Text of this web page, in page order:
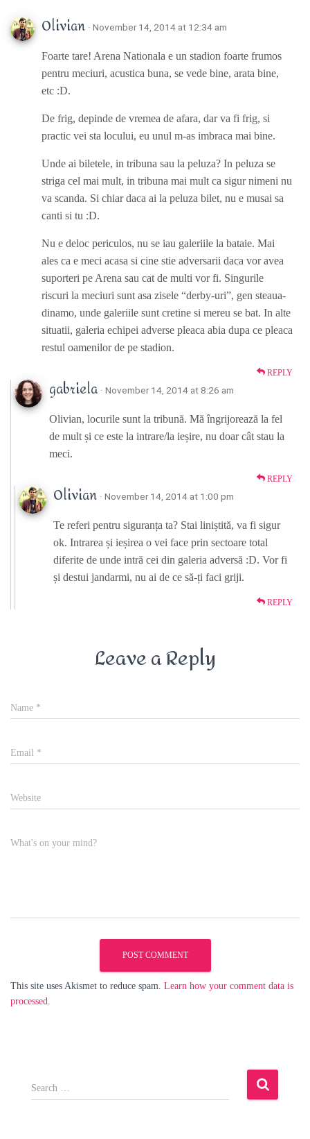
Olivian · November 14, 2014 at 12:34 am
Foarte tare! Arena Nationala e un stadion foarte frumos
pentru meciuri, acustica buna, se vede bine, arata bine,
etc :D.
De frig, depinde de vremea de afara, dar va fi frig, si
practic vei sta locului, eu unul m-as imbraca mai bine.
Unde ai biletele, in tribuna sau la peluza? In peluza se
striga cel mai mult, in tribuna mai mult ca sigur nimeni nu
va scanda. Si chiar daca ai la peluza bilet, nu e musai sa
canti si tu :D.
Nu e deloc periculos, nu se iau galeriile la bataie. Mai
ales ca e meci acasa si cine stie adversarii daca vor avea
suporteri pe Arena sau cat de multi vor fi. Singurile
riscuri la meciuri sunt asa zisele “derby-uri”, gen steaua-
dinamo, unde galeriile sunt cretine si mereu se bat. In alte
situatii, galeria echipei adverse pleaca abia dupa ce pleaca
restul oamenilor de pe stadion.
REPLY
gabriela · November 14, 2014 at 8:26 am
Olivian, locurile sunt la tribună. Mă îngrijorează la fel
de mult și ce este la intrare/la ieșire, nu doar cât stau la
meci.
REPLY
Olivian · November 14, 2014 at 1:00 pm
Te referi pentru siguranța ta? Stai liniștită, va fi sigur
ok. Intrarea și ieșirea o vei face prin sectoare total
diferite de unde intră cei din galeria adversă :D. Vor fi
și destui jandarmi, nu ai de ce să-ți faci griji.
REPLY
Leave a Reply
Name *
Email *
Website
What's on your mind?
This site uses Akismet to reduce spam. Learn how your comment data is
processed.
S
e